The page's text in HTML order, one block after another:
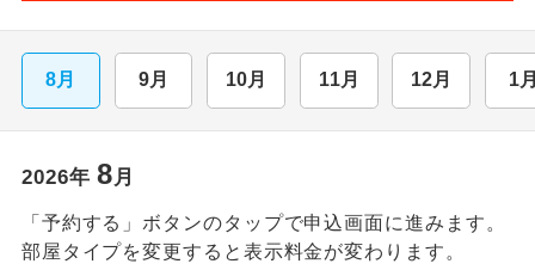
8月 9月 10月 11月 12月 1
2026年 8月
「予約する」ボタンのタップで申込画面に進みます。
部屋タイプを変更すると表示料金が変わります。